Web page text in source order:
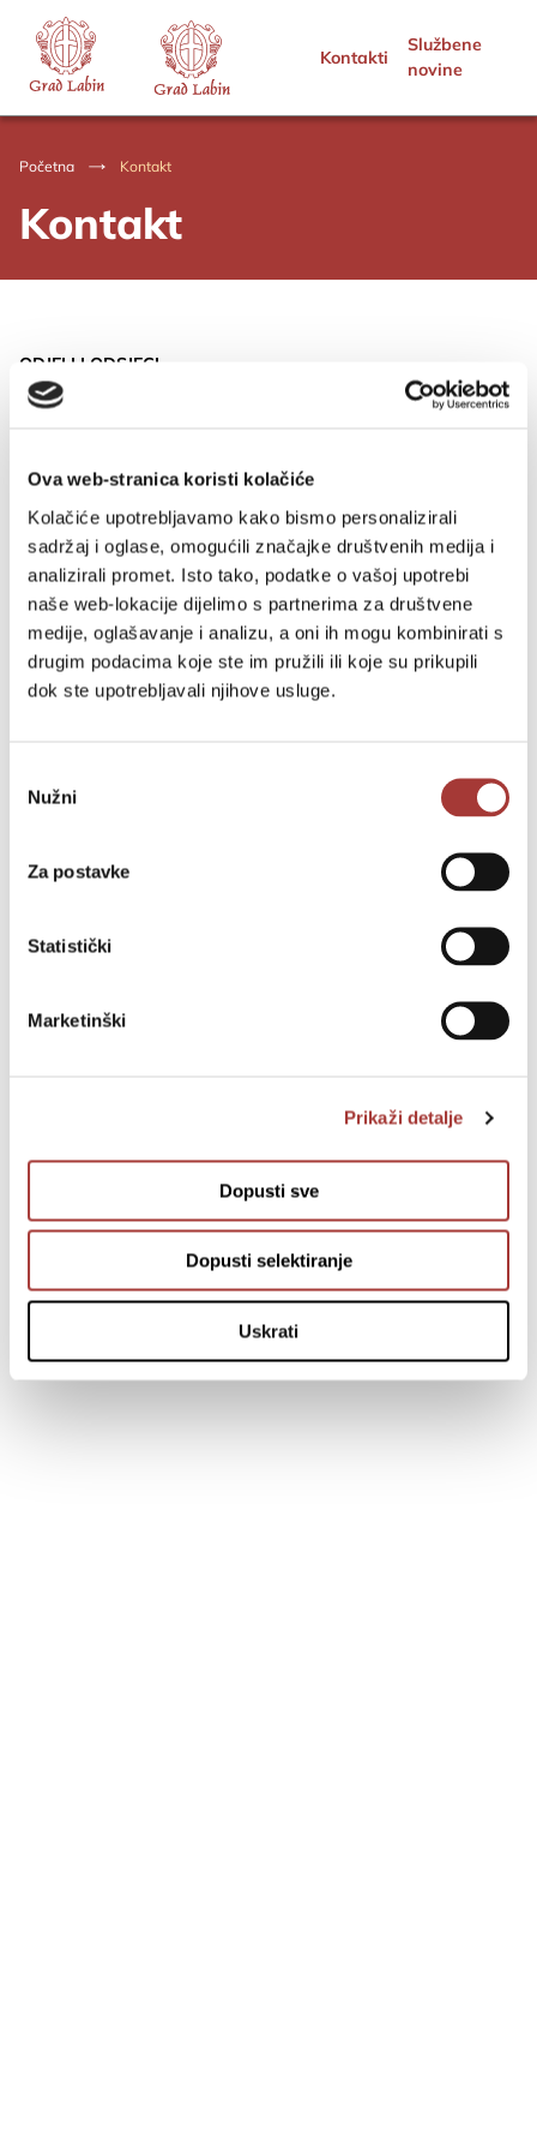
Ova web-stranica koristi kolačiće
Kolačiće upotrebljavamo kako bismo personalizirali
sadržaj i oglase, omogućili značajke društvenih medija i
analizirali promet. Isto tako, podatke o vašoj upotrebi
naše web-lokacije dijelimo s partnerima za društvene
medije, oglašavanje i analizu, a oni ih mogu kombinirati s
drugim podacima koje ste im pružili ili koje su prikupili
dok ste upotrebljavali njihove usluge.
pristanka
Nužni
Za postavke
Statistički
Marketinški
Prikaži detalje
Dopusti sve
Dopusti selektiranje
Uskrati
Kontakti
Službene
novine
Početna Kontakt
Kontakt
ODJELI I ODSJECI
Upravni odjel za poslove Gradonačelnika, Gradskog vijeća i opće
Upravni odjel za infrastrukturu, investicije i imovinu
Odsjek za upravljanje imovinom i pravne poslove
Upravni odjel za financijsko upravljanje i proračun
Odsjek za prihode i naplatu potraživanja
Upravni odjel za prostorno planiranje i izdavanje akata za gradnju